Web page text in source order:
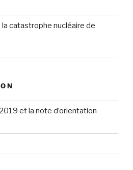
catastrophe nucléaire de
et la note d’orientation